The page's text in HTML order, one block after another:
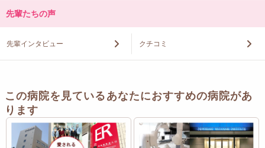
先輩たちの声
先輩インタビュー クチコミ
この病院を見ているあなたにおすすめの病院があ
ります